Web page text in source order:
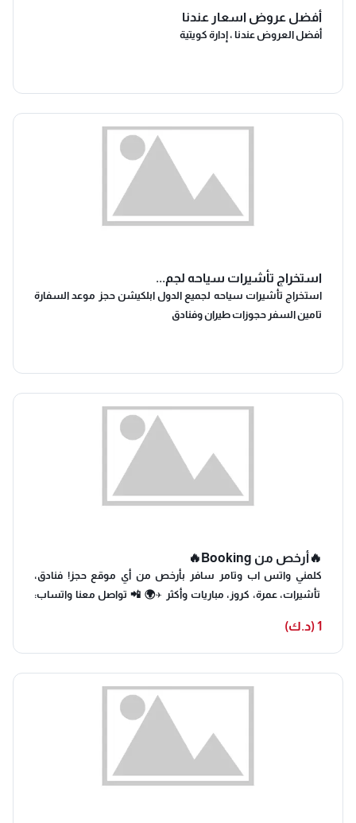
أفضل عروض اسعار عندنا
أفضل العروض عندنا ، إدارة كويتية
استخراج تأشيرات سياحه لجم...
استخراج تأشيرات سياحه لجميع الدول ابلكيشن حجز موعد السفارة
تامين السفر حجوزات طيران وفنادق
🔥أرخص من Booking🔥
كلمني واتس اب وتامر سافر بأرخص من أي موقع حجز! فنادق،
تأشيرات، عمرة، كروز، مباريات وأكثر ✈️🌍 📲 تواصل معنا واتساب:
cruises, matches & more! 📲 Contact us on WhatsApp:
1 (د.ك)